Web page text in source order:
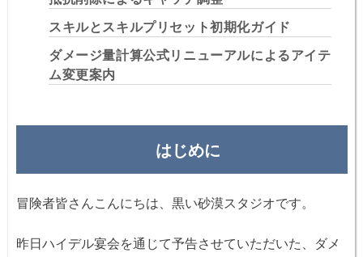
スキルとスキルプリセット初期化ガイド
ダメージ量計算公式リニューアルによるアイテ
ム変更案内
はじめに
冒険者皆さんこんにちは、黒い砂漠スタジオです。
昨日ハイデル宴会を通じて予告させていただいた、ダメ